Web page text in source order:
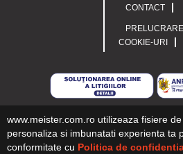
CONTACT
COOKIE-URI
www.meister.com.ro utilizeaza fisiere
personaliza si imbunatati experienta ta
conformitate cu Politica de